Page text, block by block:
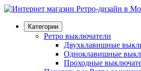
Категории
Ретро выключатели
Двухклавишные
Одноклавишные
Проходные